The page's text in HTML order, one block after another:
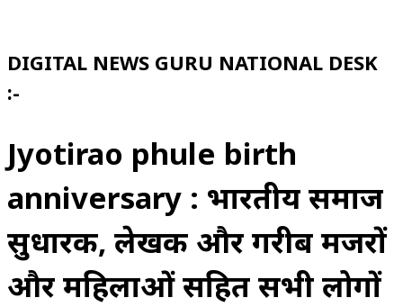
DIGITAL NEWS GURU NATIONAL DESK
:-
Jyotirao phule birth
anniversary : भारतीय समाज
सुधारक, लेखक और गरीब मजदूरों
और महिलाओं सहित सभी लोगों